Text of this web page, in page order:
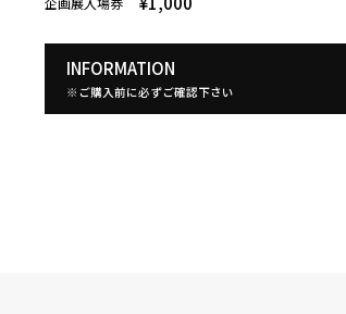
INFORMATION
※ご購入前に必ずご確認下さい